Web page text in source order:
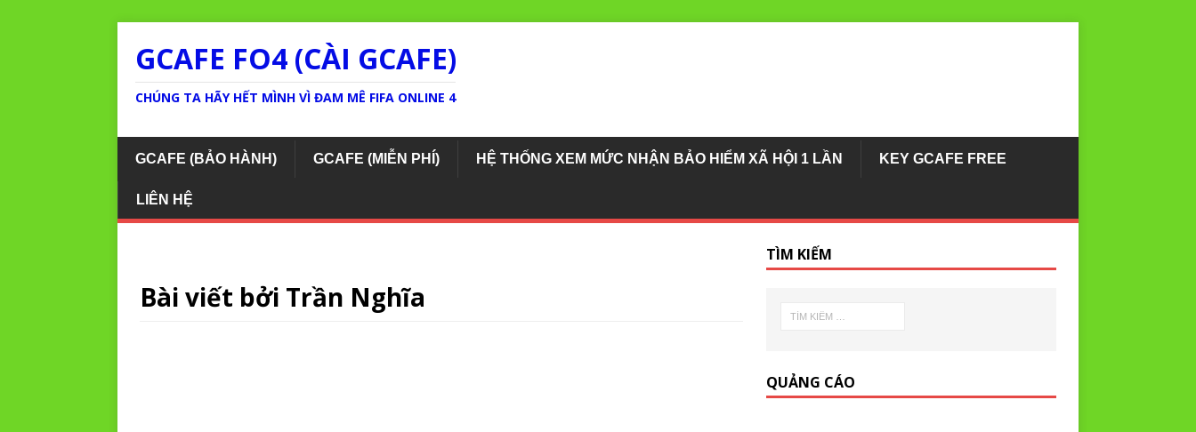
GCAFE FO4 (CÀI GCAFE)
CHÚNG TA HÃY HẾT MÌNH VÌ ĐAM MÊ FIFA ONLINE 4
GCAFE (BẢO HÀNH) GCAFE (MIỄN PHÍ) HỆ THỐNG XEM MỨC NHẬN BẢO HIỂM XÃ HỘI 1 LẦN KEY GCAFE FREE
LIÊN HỆ
Bài viết bởi Trần Nghĩa
TÌM KIẾM
QUẢNG CÁO